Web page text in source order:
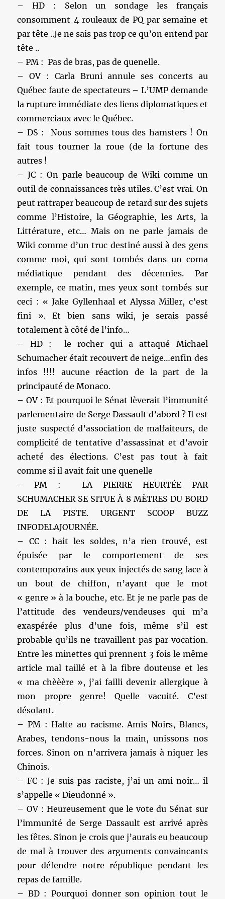
– HD : Selon un sondage les français
consomment 4 rouleaux de PQ par semaine et
par tête ..Je ne sais pas trop ce qu’on entend par
tête ..
– PM : Pas de bras, pas de quenelle.
– OV : Carla Bruni annule ses concerts au
Québec faute de spectateurs – L’UMP demande
la rupture immédiate des liens diplomatiques et
commerciaux avec le Québec.
– DS : Nous sommes tous des hamsters ! On
fait tous tourner la roue (de la fortune des
autres !
– JC : On parle beaucoup de Wiki comme un
outil de connaissances très utiles. C’est vrai. On
peut rattraper beaucoup de retard sur des sujets
comme l’Histoire, la Géographie, les Arts, la
Littérature, etc… Mais on ne parle jamais de
Wiki comme d’un truc destiné aussi à des gens
comme moi, qui sont tombés dans un coma
médiatique pendant des décennies. Par
exemple, ce matin, mes yeux sont tombés sur
ceci : « Jake Gyllenhaal et Alyssa Miller, c’est
fini ». Et bien sans wiki, je serais passé
totalement à côté de l’info…
– HD : le rocher qui a attaqué Michael
Schumacher était recouvert de neige…enfin des
infos !!!! aucune réaction de la part de la
principauté de Monaco.
– OV : Et pourquoi le Sénat lèverait l’immunité
parlementaire de Serge Dassault d’abord ? Il est
juste suspecté d’association de malfaiteurs, de
complicité de tentative d’assassinat et d’avoir
acheté des élections. C’est pas tout à fait
comme si il avait fait une quenelle
– PM : LA PIERRE HEURTÉE PAR
SCHUMACHER SE SITUE À 8 MÈTRES DU BORD
DE LA PISTE. URGENT SCOOP BUZZ
INFODELAJOURNÉE.
– CC : hait les soldes, n’a rien trouvé, est
épuisée par le comportement de ses
contemporains aux yeux injectés de sang face à
un bout de chiffon, n’ayant que le mot
« genre » à la bouche, etc. Et je ne parle pas de
l’attitude des vendeurs/vendeuses qui m’a
exaspérée plus d’une fois, même s’il est
probable qu’ils ne travaillent pas par vocation.
Entre les minettes qui prennent 3 fois le même
article mal taillé et à la fibre douteuse et les
« ma chèèère », j’ai failli devenir allergique à
mon propre genre! Quelle vacuité. C’est
désolant.
– PM : Halte au racisme. Amis Noirs, Blancs,
Arabes, tendons-nous la main, unissons nos
forces. Sinon on n’arrivera jamais à niquer les
Chinois.
– FC : Je suis pas raciste, j’ai un ami noir… il
s’appelle « Dieudonné ».
– OV : Heureusement que le vote du Sénat sur
l’immunité de Serge Dassault est arrivé après
les fêtes. Sinon je crois que j’aurais eu beaucoup
de mal à trouver des arguments convaincants
pour défendre notre république pendant les
repas de famille.
– BD : Pourquoi donner son opinion tout le